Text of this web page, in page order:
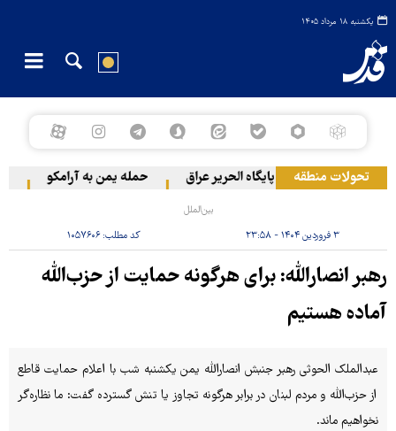
یکشنبه ۱۸ مرداد ۱۴۰۵
تحولات منطقه
گام‌به‌گام آمریکا از پایگاه الحریر عراق حمله یمن به آرامکو
بین‌الملل
۳ فروردین ۱۴۰۴ - ۲۳:۵۸ کد مطلب:۱۰۵۷۶۰۶
رهبر انصارالله: برای هرگونه حمایت از حزب‌الله
آماده هستیم
عبدالملک الحوثی رهبر جنبش انصارالله یمن یکشنبه شب با اعلام حمایت قاطع
از حزب‌الله و مردم لبنان در برابر هرگونه تجاوز یا تنش گسترده گفت: ما نظاره‌گر
نخواهیم ماند.